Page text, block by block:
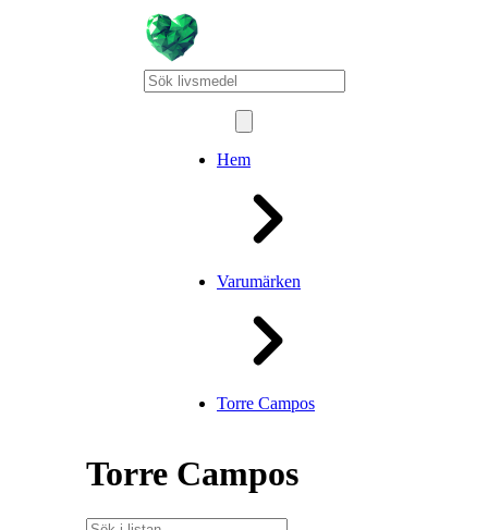
Hem
Varumärken
Torre Campos
Torre Campos